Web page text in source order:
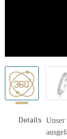
Details Unser